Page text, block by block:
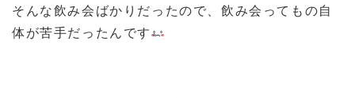
そんな飲み会ばかりだったので、飲み会ってもの自
体が苦手だったんです